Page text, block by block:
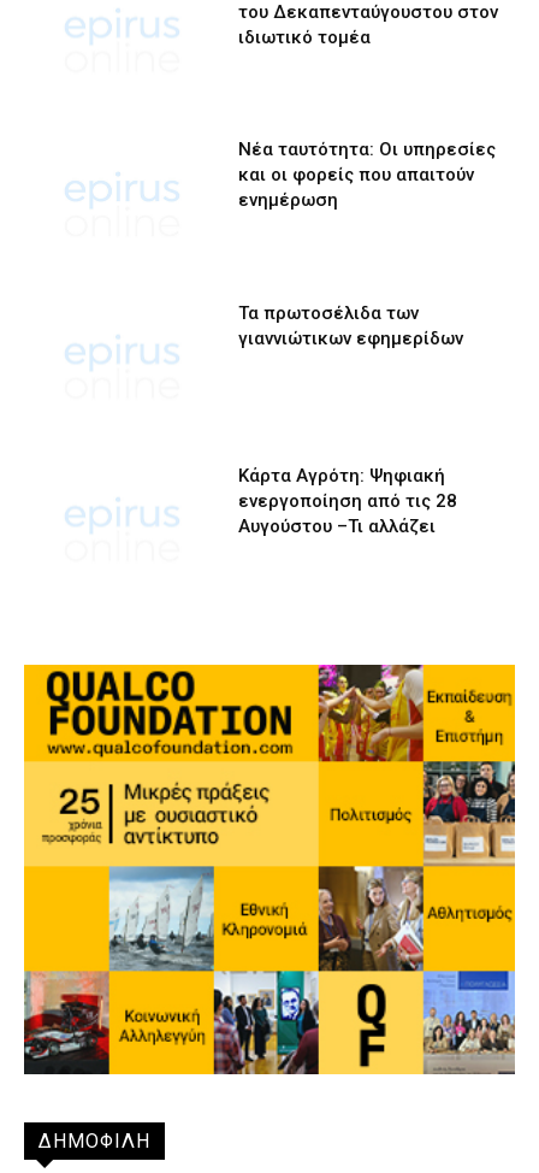
του Δεκαπενταύγουστου στον
ιδιωτικό τομέα
Νέα ταυτότητα: Οι υπηρεσίες
και οι φορείς που απαιτούν
ενημέρωση
Τα πρωτοσέλιδα των
γιαννιώτικων εφημερίδων
Κάρτα Αγρότη: Ψηφιακή
ενεργοποίηση από τις 28
Αυγούστου –Τι αλλάζει
ΔΗΜΟΦΙΛΗ